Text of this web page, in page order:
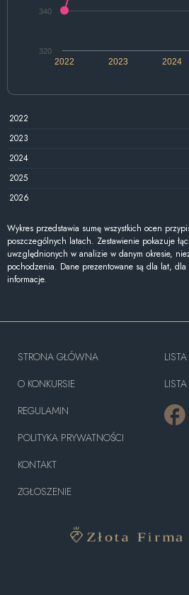
2022 2024
2023
320
340
2022
2023
2024
2025
2026
Wykres przedstawia sumę wszystkich ocen
poszczególnych latach. Zestawienie pokazuje
uwzględnionych w analizie w danym okresie,
pochodzenia. Dane prezentowane są dla lat, dla
informacje.
STRONA GŁÓWNA
O KONKURSIE
REGULAMIN
POLITYKA PRYWATNOŚCI
KONTAKT
ZGŁOSZENIE